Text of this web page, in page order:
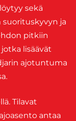
sekä
ja
pitkiin
lisäävät
ajotuntuma
Tilavat
antaa